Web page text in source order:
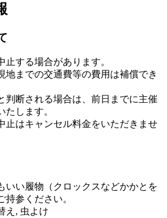
止する場合があります。
地までの交通費等の費用は補償でき
判断される場合は、前日までに主催
たします。
止はキャンセル料金をいただきませ
いい履物（クロックスなどかかとを
持参ください。
え, 虫よけ